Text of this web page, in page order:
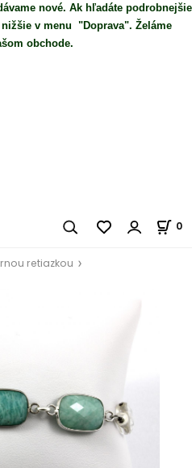
nové. Ak hľadáte podrobnejšie
v menu "Doprava". Želáme
obchode.
0
retiazkou